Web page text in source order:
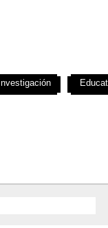
Investigación